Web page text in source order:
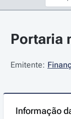
Portaria
Emitente:
Informação